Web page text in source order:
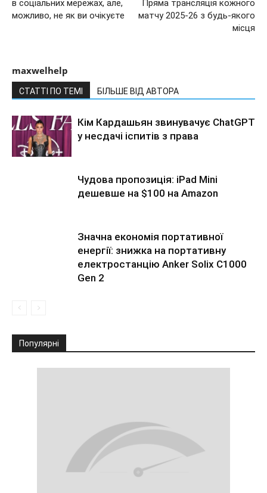
в соціальних мережах, але,
можливо, не як ви очікуєте
Пряма трансляція кожного
матчу 2025-26 з будь-якого
місця
maxwelhelp
СТАТТІ ПО ТЕМІ БІЛЬШЕ ВІД АВТОРА
Кім Кардашьян звинувачує ChatGPT
у несдачі іспитів з права
Чудова пропозиція: iPad Mini
дешевше на $100 на Amazon
Значна економія портативної
енергії: знижка на портативну
електростанцію Anker Solix C1000
Gen 2
Популярні